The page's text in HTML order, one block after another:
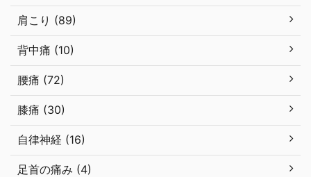
肩こり (89)
背中痛 (10)
腰痛 (72)
膝痛 (30)
自律神経 (16)
足首の痛み (4)